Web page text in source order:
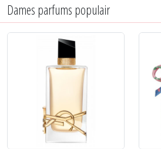
Dames parfums populair